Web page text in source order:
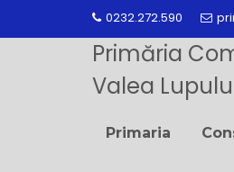
0232.272.590
Primăria
Valea
Primaria